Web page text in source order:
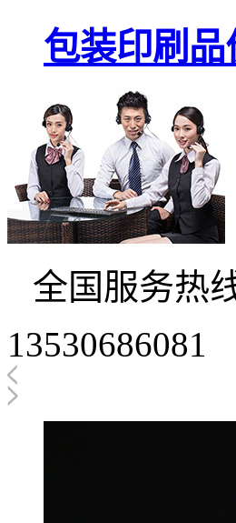
包装印刷
全国服务热
13530686081